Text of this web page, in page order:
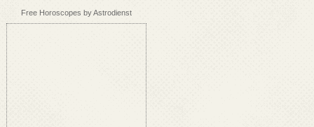
Free Horoscopes by Astrodienst